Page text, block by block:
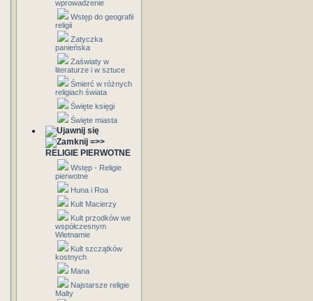
wprowadzenie
Wstęp do geografii
religii
Zatyczka
panieńska
Zaświaty w
literaturze i w sztuce
Śmierć w różnych
religiach świata
Święte księgi
Święte miasta
=>>
RELIGIE PIERWOTNE
Wstęp - Religie
pierwotne
Huna i Roa
Kult Macierzy
Kult przodków we
współczesnym
Wietnamie
Kult szczątków
kostnych
Mana
Najstarsze religie
Malty